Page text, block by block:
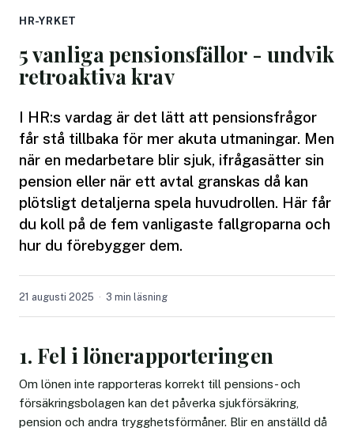
HR-YRKET
5 vanliga pensionsfällor - undvik
retroaktiva krav
I HR:s vardag är det lätt att pensionsfrågor
får stå tillbaka för mer akuta utmaningar. Men
när en medarbetare blir sjuk, ifrågasätter sin
pension eller när ett avtal granskas då kan
plötsligt detaljerna spela huvudrollen. Här får
du koll på de fem vanligaste fallgroparna och
hur du förebygger dem.
21 augusti 2025 3 min läsning
1. Fel i lönerapporteringen
Om lönen inte rapporteras korrekt till pensions- och
försäkringsbolagen kan det påverka sjukförsäkring,
pension och andra trygghetsförmåner. Blir en anställd då